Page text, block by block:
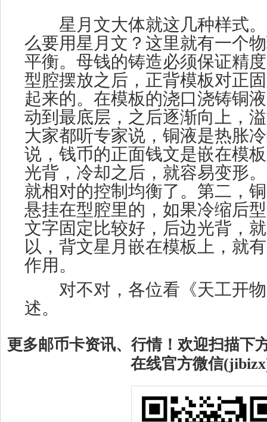
星月文大体就这几种样式。
么要用星月文？这里就有一个
平衡。母钱的铸造必须保证精
型腔摆放之后，正背模板对正
起来的。在模板的浇口浇铸铜
动到最底层，之后逐渐向上，
大家都听专家说，铜液是热胀
说，钱币的正面钱文是嵌在模
光背，冷却之后，就容易变形
就相对的控制均衡了。第二，
悬挂在型腔里的，如果冷缩后
文字固定比较好，后边光背，
以，背文星月嵌在模板上，就
作用。
对不对，各位看《天工开物
述。
更多邮币卡资讯、行情！欢迎扫描下
在线官方微信